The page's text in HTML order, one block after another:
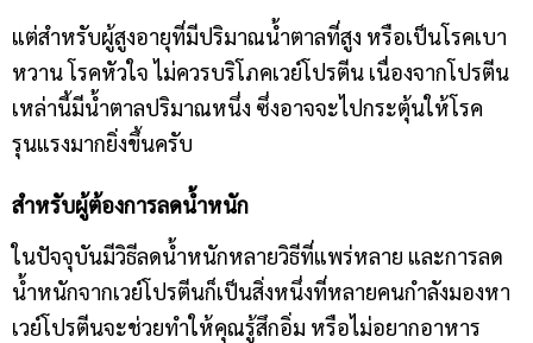
แต่สำหรับผู้สูงอายุที่มีปริมาณน้ำตาลที่สูง หรือเป็นโรคเบา
หวาน โรคหัวใจ ไม่ควรบริโภคเวย์โปรตีน เนื่องจากโปรตีน
เหล่านี้มีน้ำตาลปริมาณหนึ่ง ซึ่งอาจจะไปกระตุ้นให้โรค
รุนแรงมากยิ่งขึ้นครับ
สำหรับผู้ต้องการลดน้ำหนัก
ในปัจจุบันมีวิธีลดน้ำหนักหลายวิธีที่แพร่หลาย และการลด
น้ำหนักจากเวย์โปรตีนก็เป็นสิ่งหนึ่งที่หลายคนกำลังมองหา
เวย์โปรตีนจะช่วยทำให้คุณรู้สึกอิ่ม หรือไม่อยากอาหาร